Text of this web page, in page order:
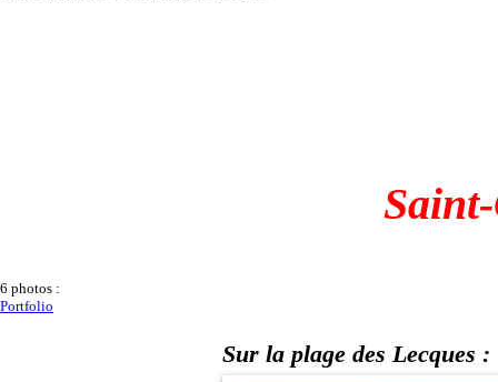
6 photos :
Portfolio
Sur la plage des Lecques :